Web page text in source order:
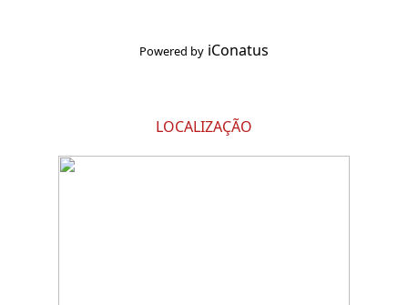
Powered by iConatus
LOCALIZAÇÃO